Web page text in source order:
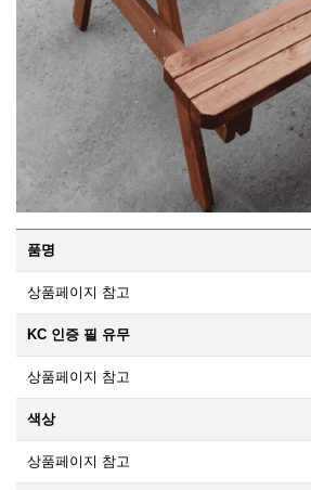
품명
상품페이지 참고
KC 인증 필 유무
상품페이지 참고
색상
상품페이지 참고